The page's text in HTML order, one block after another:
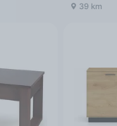
39 km